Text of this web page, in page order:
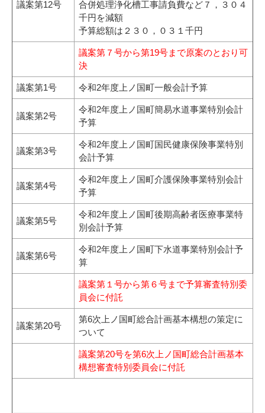
議案第12号
合併処理浄化槽工事請負費など７，３０４
千円を減額
予算総額は２３０，０３１千円
議案第７号から第19号まで原案のとおり可
決
議案第1号 令和2年度上ノ国町一般会計予算
議案第2号
令和2年度上ノ国町簡易水道事業特別会計
予算
議案第3号
令和2年度上ノ国町国民健康保険事業特別
会計予算
議案第4号
令和2年度上ノ国町介護保険事業特別会計
予算
議案第5号
令和2年度上ノ国町後期高齢者医療事業特
別会計予算
議案第6号
令和2年度上ノ国町下水道事業特別会計予
算
議案第１号から第６号まで予算審査特別委
員会に付託
議案第20号
第6次上ノ国町総合計画基本構想の策定に
ついて
議案第20号を第6次上ノ国町総合計画基本
構想審査特別委員会に付託